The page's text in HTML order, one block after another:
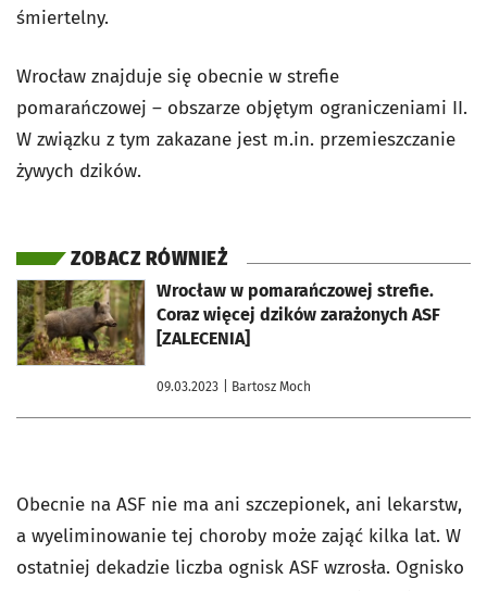
śmiertelny.
Wrocław znajduje się obecnie w strefie
pomarańczowej – obszarze objętym ograniczeniami II.
W związku z tym zakazane jest m.in. przemieszczanie
żywych dzików.
ZOBACZ RÓWNIEŻ
Wrocław w pomarańczowej strefie.
Coraz więcej dzików zarażonych ASF
[ZALECENIA]
09.03.2023 | Bartosz Moch
otworzy się w nowej karcie
Obecnie na ASF nie ma ani szczepionek, ani lekarstw,
a wyeliminowanie tej choroby może zająć kilka lat. W
ostatniej dekadzie liczba ognisk ASF wzrosła. Ognisko